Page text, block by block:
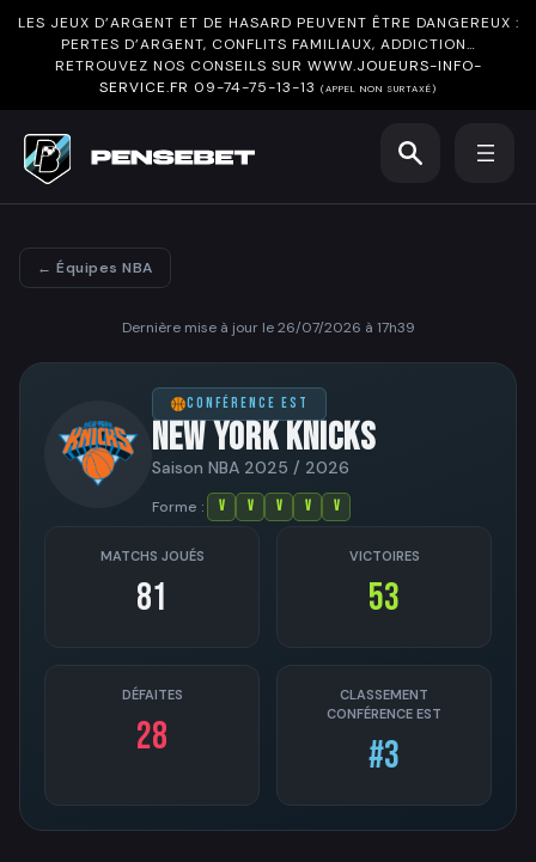
LES JEUX D’ARGENT ET DE HASARD PEUVENT ÊTRE DANGEREUX :
PERTES D’ARGENT, CONFLITS FAMILIAUX, ADDICTION…
RETROUVEZ NOS CONSEILS SUR WWW.JOUEURS-INFO-
SERVICE.FR 09-74-75-13-13 (APPEL NON SURTAXÉ)
← Équipes NBA
Dernière mise à jour le 26/07/2026 à 17h39
CONFÉRENCE EST
NEW YORK KNICKS
Saison NBA 2025 / 2026
Forme : V V V V V
MATCHS JOUÉS
81
VICTOIRES
53
DÉFAITES
28
CLASSEMENT
CONFÉRENCE EST
#3